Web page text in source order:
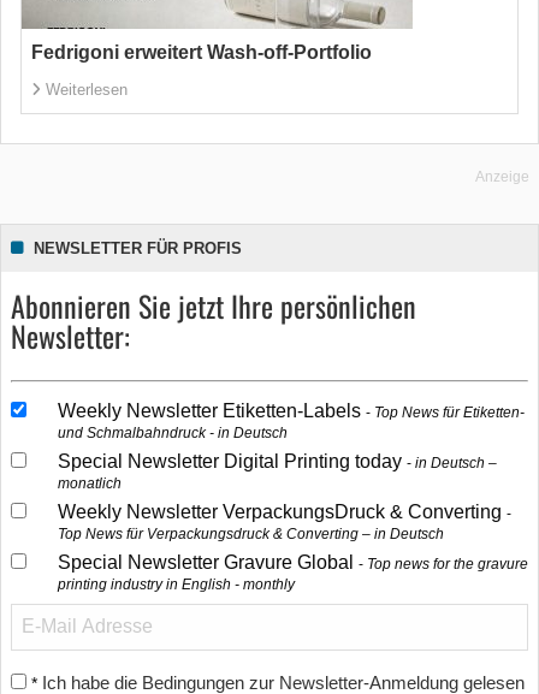
Fedrigoni erweitert Wash-off-Portfolio
Weiterlesen
Anzeige
NEWSLETTER FÜR PROFIS
Abonnieren Sie jetzt Ihre persönlichen
Newsletter:
Weekly Newsletter Etiketten-Labels
Top News für Etiketten-
und Schmalbahndruck - in Deutsch
Special Newsletter Digital Printing today
in Deutsch –
monatlich
Weekly Newsletter VerpackungsDruck & Converting
Top News für Verpackungsdruck & Converting – in Deutsch
Special Newsletter Gravure Global
Top news for the gravure
printing industry in English - monthly
* Ich habe die Bedingungen zur Newsletter-Anmeldung gelesen